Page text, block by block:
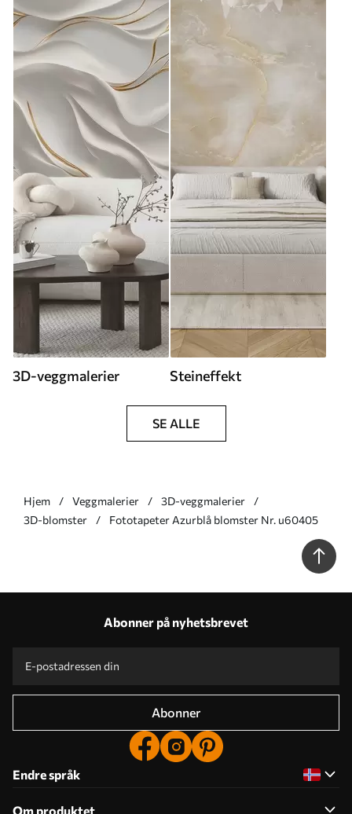
3D-veggmalerier Steineffekt
SE ALLE
Hjem Veggmalerier
3D-veggmalerier
3D-blomster
Fototapeter Azurblå blomster Nr. u60405
Abonner på nyhetsbrevet
Abonner
Endre språk
Om produktet